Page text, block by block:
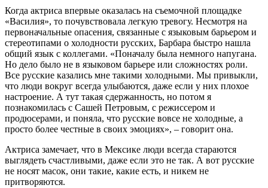
Когда актриса впервые оказалась на съемочной площадке
«Василия», то почувствовала легкую тревогу. Несмотря на
первоначальные опасения, связанные с языковым барьером и
стереотипами о холодности русских, Барбара быстро нашла
общий язык с коллегами. «Поначалу была немного напугана.
Но дело было не в языковом барьере или сложностях роли.
Все русские казались мне такими холодными. Мы привыкли,
что люди вокруг всегда улыбаются, даже если у них плохое
настроение. А тут такая сдержанность, но потом я
познакомилась с Сашей Петровым, с режиссером и
продюсерами, и поняла, что русские вовсе не холодные, а
просто более честные в своих эмоциях», – говорит она.
Актриса замечает, что в Мексике люди всегда стараются
выглядеть счастливыми, даже если это не так. А вот русские
не носят масок, они такие, какие есть, и никем не
притворяются.